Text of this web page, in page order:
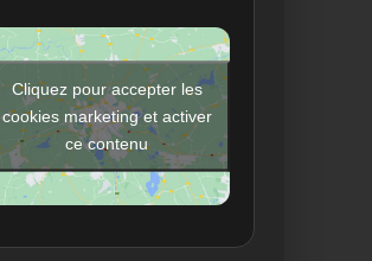
Cliquez pour accepter les
cookies marketing et activer
ce contenu